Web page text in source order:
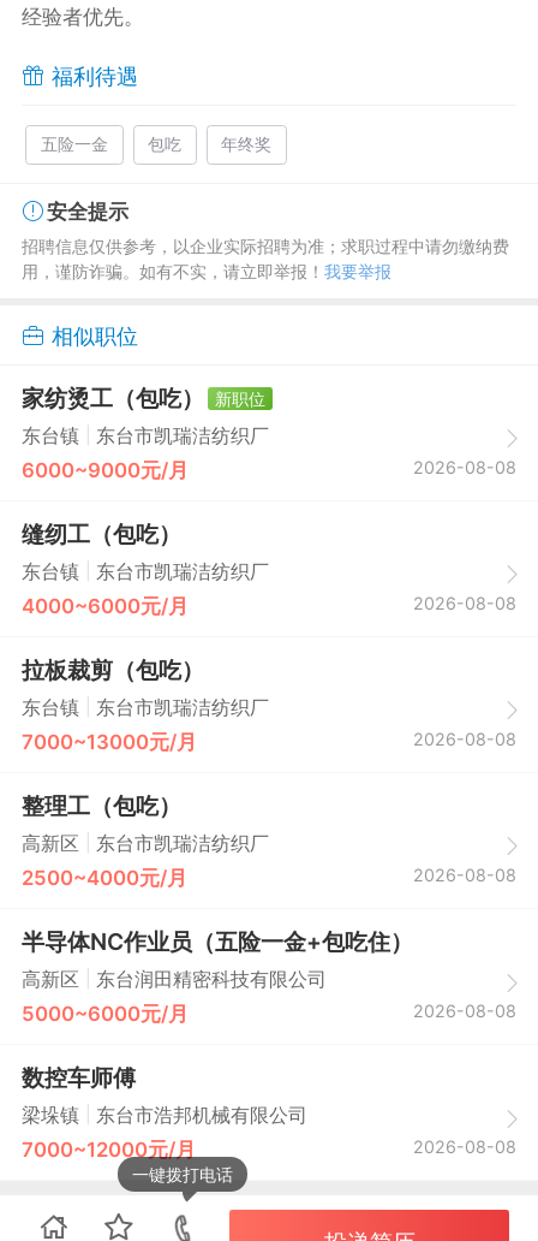
经验者优先。
福利待遇
五险一金 包吃 年终奖
安全提示
招聘信息仅供参考，以企业实际招聘为准；求职过程中请勿缴纳费
用，谨防诈骗。如有不实，请立即举报！ 我要举报
相似职位
家纺烫工（包吃）
新职位
东台镇
东台市凯瑞洁纺织厂
6000~9000元/月 2026-08-08
缝纫工（包吃）
东台镇 东台市凯瑞洁纺织厂
4000~6000元/月 2026-08-08
拉板裁剪（包吃）
东台镇 东台市凯瑞洁纺织厂
7000~13000元/月 2026-08-08
整理工（包吃）
高新区 东台市凯瑞洁纺织厂
2500~4000元/月 2026-08-08
半导体NC作业员（五险一金+包吃住）
高新区 东台润田精密科技有限公司
5000~6000元/月 2026-08-08
数控车师傅
梁垛镇 东台市浩邦机械有限公司
7000~12000元/月
2026-08-08
一键拨打电话